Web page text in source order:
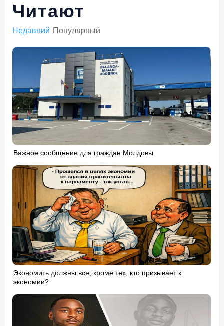
Читают
Недавний Популярный
Важное сообщение для граждан Молдовы
Экономить должны все, кроме тех, кто призывает к
экономии?